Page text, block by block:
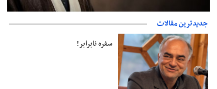
دفتر رهبر انقلاب: مطالب خارج از مراجع رسمی فاقد سندیت است
جدیدترین مقالات
سفره نابرابر!